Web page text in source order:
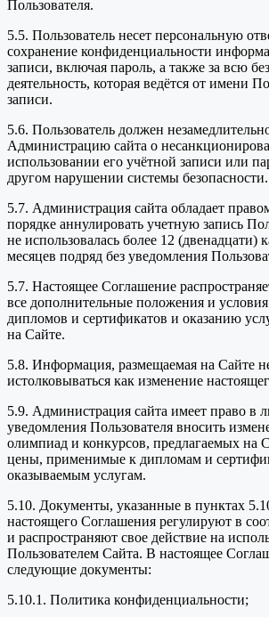
Пользователя.
5.5. Пользователь несет персональную
сохранение конфиденциальности
записи, включая пароль, а также за всю
деятельность, которая ведётся от имени
записи.
5.6. Пользователь должен
Администрацию сайта о
использовании его учётной записи или
другом нарушении системы безопасности.
5.7. Администрация сайта обладает
порядке аннулировать учетную запись
не использовалась более 12 (двенадцати)
месяцев подряд без уведомления
5.7. Настоящее Соглашение
все дополнительные положения и
дипломов и сертификатов и оказанию
на Сайте.
5.8. Информация, размещаемая на Сайте
истолковываться как изменение
5.9. Администрация сайта имеет право в
уведомления Пользователя вносить
олимпиад и конкурсов, предлагаемых на
цены, применимые к дипломам и
оказываемым услугам.
5.10. Документы, указанные в пунктах
настоящего Соглашения регулируют в
и распространяют свое действие на
Пользователем Сайта. В настоящее
следующие документы:
5.10.1. Политика конфиденциальности;